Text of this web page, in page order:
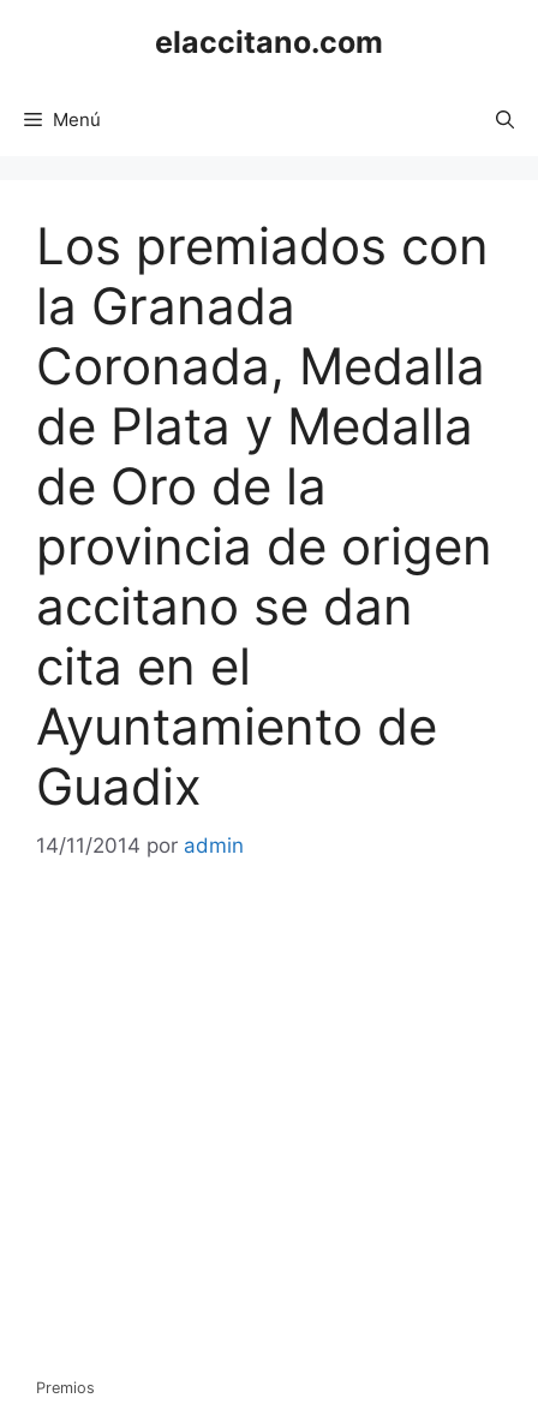
elaccitano.com
Menú
Los premiados con
la Granada
Coronada, Medalla
de Plata y Medalla
de Oro de la
provincia de origen
accitano se dan
cita en el
Ayuntamiento de
Guadix
14/11/2014 por admin
Premios